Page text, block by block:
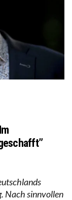
Nach sinnvollen